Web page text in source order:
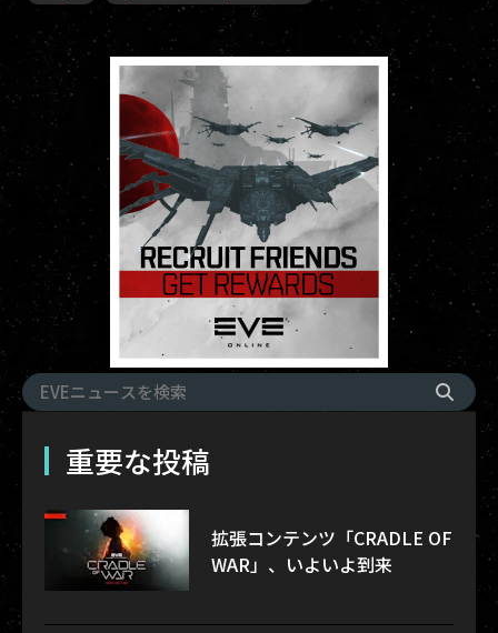
重要な投稿
拡張コンテンツ「CRADLE OF
WAR」、いよいよ到来